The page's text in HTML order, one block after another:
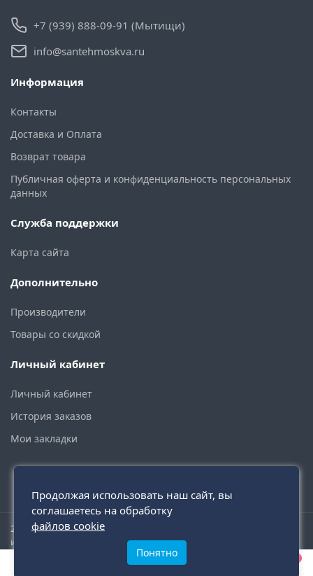
0
+7 (939) 888-09-91 (Мытищи)
info@santehmoskva.ru
Информация
Контакты
Доставка и Оплата
Возврат товара
Публичная оферта и конфиденциальность персональных
данных
Служба поддержки
Карта сайта
Дополнительно
Производители
Товары со скидкой
Личный кабинет
Личный кабинет
История заказов
Мои закладки
2015 - 2026 © santehmoskva.ru — интернет-магазин сантехники
инженерной и бытовой.
Продолжая использовать наш сайт, вы
соглашаетесь на обработку
файлов cookie
Понятно